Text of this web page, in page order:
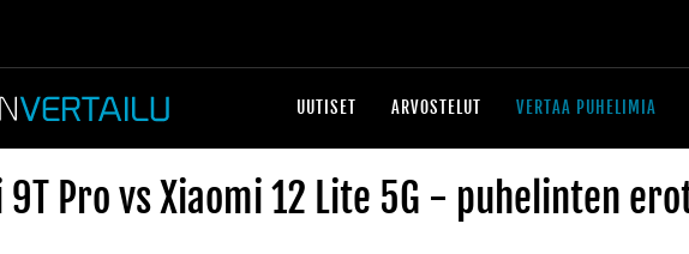
UUTISET ARVOSTELUT VERTAA PUHELIMIA
9T Pro vs Xiaomi 12 Lite 5G - puhelinten